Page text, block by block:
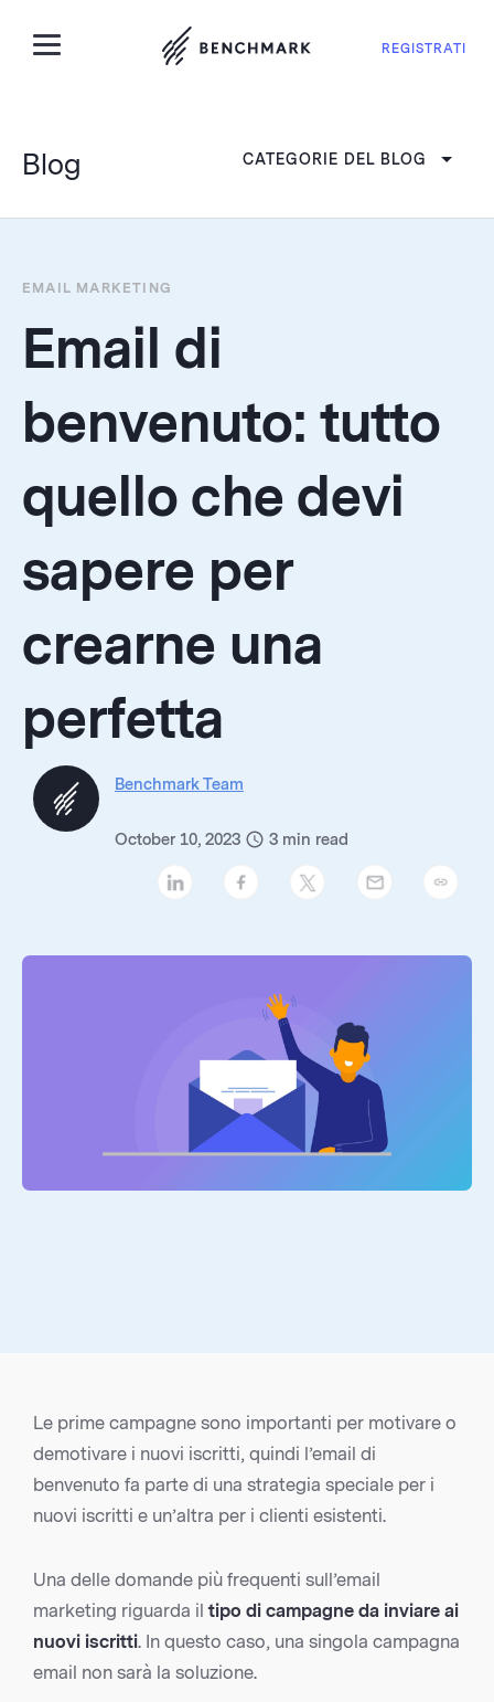
REGISTRATI
Blog CATEGORIE DEL BLOG
EMAIL MARKETING
Email di
benvenuto: tutto
quello che devi
sapere per
crearne una
perfetta
Benchmark Team
October 10, 2023 3 min read
Le prime campagne sono importanti per motivare o
demotivare i nuovi iscritti, quindi l’email di
benvenuto fa parte di una strategia speciale per i
nuovi iscritti e un’altra per i clienti esistenti.
Una delle domande più frequenti sull’email
marketing riguarda iltipo di campagne da inviare ai
nuovi iscritti. In questo caso, una singola campagna
email non sarà la soluzione.